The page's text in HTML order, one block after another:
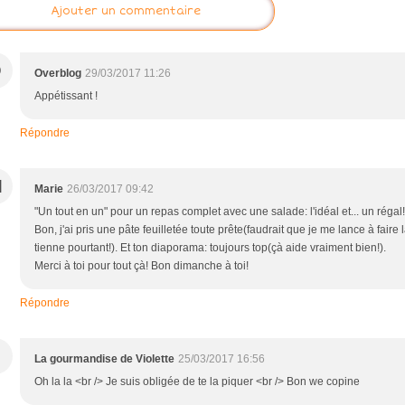
Ajouter un commentaire
Overblog 29/03/2017 11:26
Appétissant !
Répondre
Marie 26/03/2017 09:42
"Un tout en un" pour un repas complet avec une salade: l'idéal et... un régal!
Bon, j'ai pris une pâte feuilletée toute prête(faudrait que je me lance à faire
tienne pourtant!). Et ton diaporama: toujours top(çà aide vraiment bien!).
Merci à toi pour tout çà! Bon dimanche à toi!
Répondre
La gourmandise de Violette 25/03/2017 16:56
Oh la la <br /> Je suis obligée de te la piquer <br /> Bon we copine